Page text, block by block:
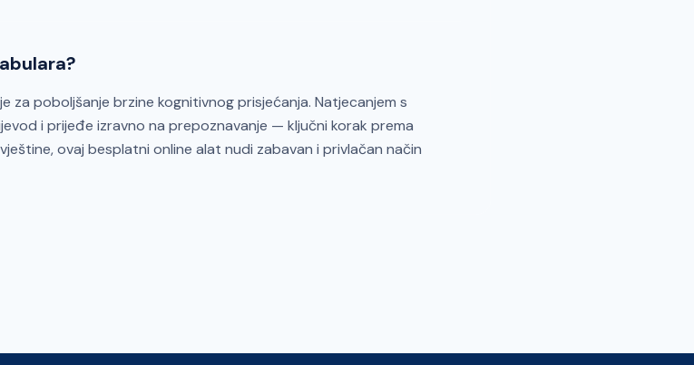
za poboljšanje brzine kognitivnog prisjećanja. Natjecanjem s
i prijeđe izravno na prepoznavanje — ključni korak prema
ovaj besplatni online alat nudi zabavan i privlačan način